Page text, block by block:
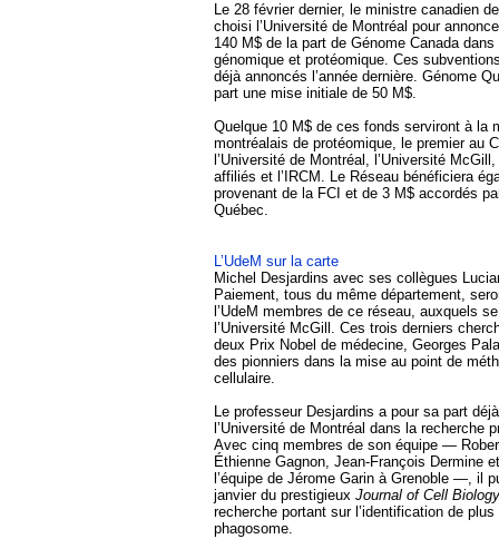
Le 28 février dernier, le ministre canadien
choisi l’Université de Montréal pour
140 M$ de la part de Génome Canada
génomique et protéomique. Ces
déjà annoncés l’année dernière. Génome
part une mise initiale de 50 M$.
Quelque 10 M$ de ces fonds serviront à la
montréalais de protéomique, le premier au
l’Université de Montréal, l’Université
affiliés et l’IRCM. Le Réseau bénéficiera
provenant de la FCI et de 3 M$ accordés
Québec.
L’UdeM sur la carte
Michel Desjardins avec ses collègues
Paiement, tous du même département,
l’UdeM membres de ce réseau, auxquels
l’Université McGill. Ces trois derniers
deux Prix Nobel de médecine, Georges
des pionniers dans la mise au point de
cellulaire.
Le professeur Desjardins a pour sa part
l’Université de Montréal dans la recherche
Avec cinq membres de son équipe —
Éthienne Gagnon, Jean-François Dermine
l’équipe de Jérome Garin à Grenoble —, il
janvier du prestigieux Journal of Cell Biology
recherche portant sur l’identification de
phagosome.